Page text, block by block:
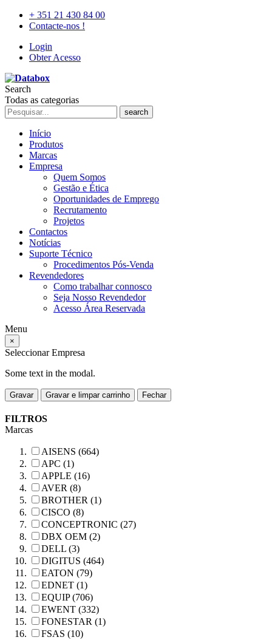
+ 351 21 430 84 00
Contacte-nos !
Login
Obter Acesso
Search
Todas as categorias
search
Início
Produtos
Marcas
Empresa
Quem Somos
Gestão e Ética
Oportunidades de Emprego
Recrutamento
Projetos
Contactos
Notícias
Suporte Técnico
Procedimentos Pós-Venda
Revendedores
Como trabalhar connosco
Seja Nosso Revendedor
Acesso Área Reservada
Menu
×
Seleccionar Empresa
Some text in the modal.
Gravar Gravar e limpar carrinho Fechar
FILTROS
Marcas
AISENS (664)
APC (1)
APPLE (16)
AVER (8)
BROTHER (1)
CISCO (8)
CONCEPTRONIC (27)
DBX OEM (2)
DELL (3)
DIGITUS (464)
EATON (79)
EDNET (1)
EQUIP (706)
EWENT (332)
FONESTAR (1)
FSAS (10)